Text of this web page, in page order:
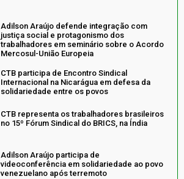
Adilson Araújo defende integração com
justiça social e protagonismo dos
trabalhadores em seminário sobre o Acordo
Mercosul-União Europeia
CTB participa de Encontro Sindical
Internacional na Nicarágua em defesa da
solidariedade entre os povos
CTB representa os trabalhadores brasileiros
no 15º Fórum Sindical do BRICS, na Índia
Adilson Araújo participa de
videoconferência em solidariedade ao povo
venezuelano após terremoto